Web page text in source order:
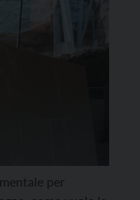
per